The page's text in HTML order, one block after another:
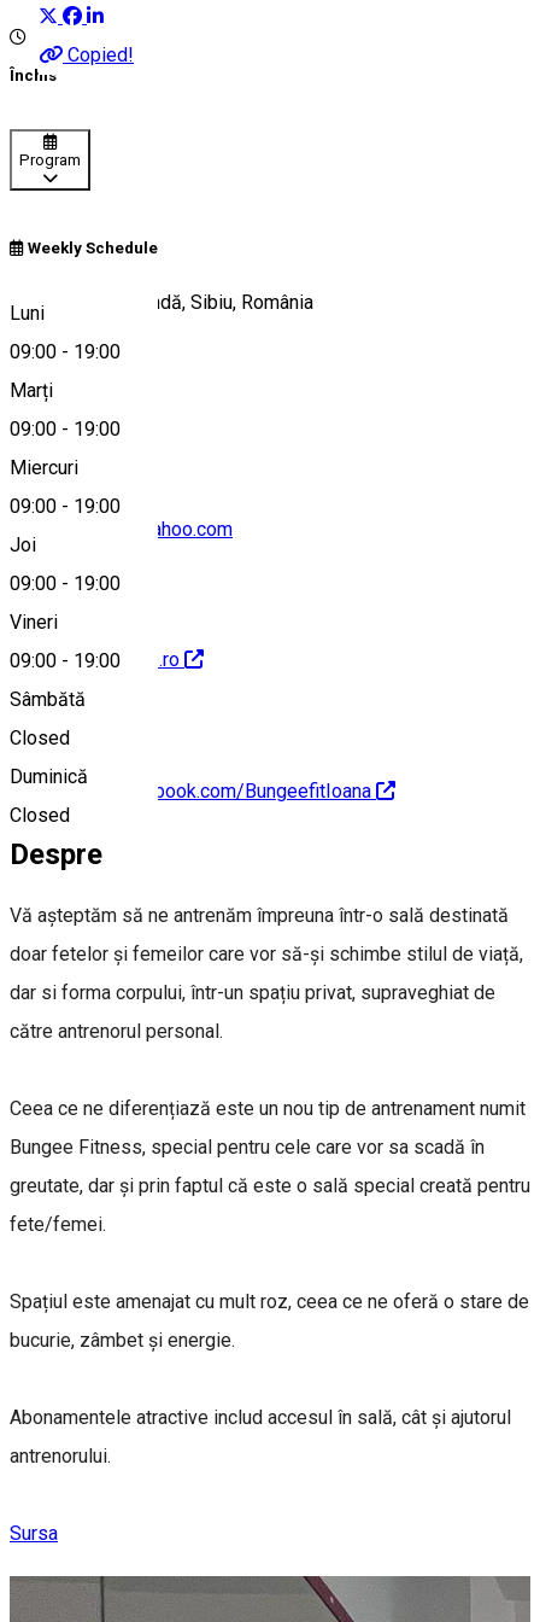
Copied!
Închis
Program
Weekly Schedule
Luni
09:00 - 19:00
Marți
09:00 - 19:00
Miercuri
09:00 - 19:00
Joi
09:00 - 19:00
Vineri
09:00 - 19:00
Sâmbătă
Closed
Duminică
Closed
Strada Henri Coandă, Sibiu, România
Hartă
novacioana42@yahoo.com
https://nixifitness.ro
https://www.facebook.com/BungeefitIoana
Despre
Vă așteptăm să ne antrenăm împreuna într-o sală destinată
doar fetelor și femeilor care vor să-și schimbe stilul de viață,
dar si forma corpului, într-un spațiu privat, supraveghiat de
către antrenorul personal.
Ceea ce ne diferențiază este un nou tip de antrenament numit
Bungee Fitness, special pentru cele care vor sa scadă în
greutate, dar și prin faptul că este o sală special creată pentru
fete/femei.
Spațiul este amenajat cu mult roz, ceea ce ne oferă o stare de
bucurie, zâmbet și energie.
Abonamentele atractive includ accesul în sală, cât și ajutorul
antrenorului.
Sursa